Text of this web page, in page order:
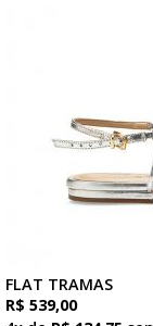
FLAT TRAMAS
R$ 539,00